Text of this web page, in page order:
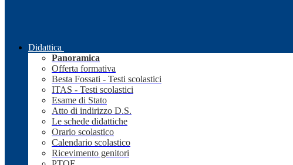
Didattica
Panoramica
Offerta formativa
Besta Fossati - Testi scolastici
ITAS - Testi scolastici
Esame di Stato
Atto di indirizzo D.S.
Le schede didattiche
Orario scolastico
Calendario scolastico
Ricevimento genitori